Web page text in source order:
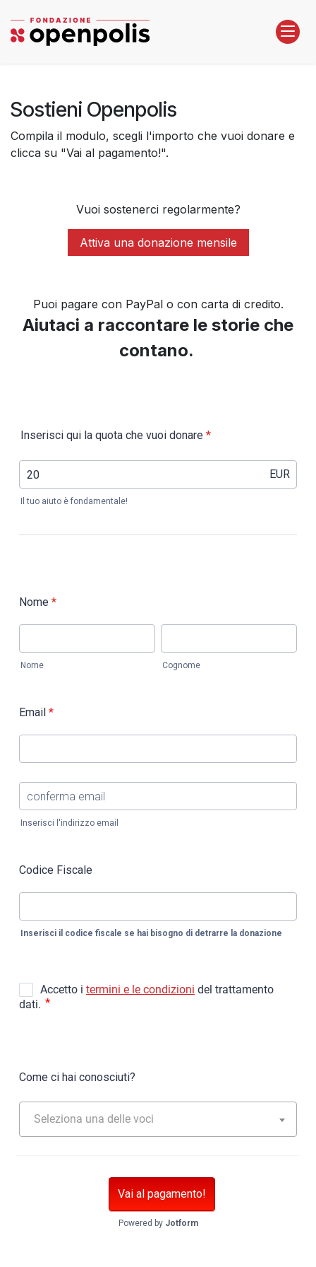
Sostieni Openpolis
Compila il modulo, scegli l'importo che vuoi donare e
clicca su "Vai al pagamento!".
Vuoi sostenerci regolarmente?
Attiva una donazione mensile
Puoi pagare con PayPal o con carta di credito.
Aiutaci a raccontare le storie che
contano.